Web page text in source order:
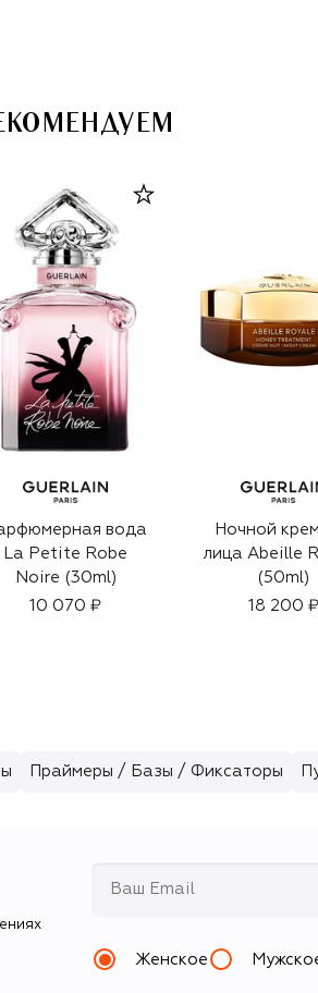
вода
La Petite Robe
Noire (30ml)
10 070 ₽
Ночной
лица Abeille
(50ml)
18 200 ₽
Праймеры / Базы / Фиксаторы
Женское